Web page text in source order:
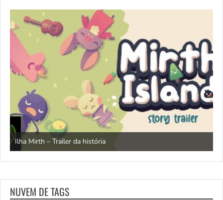
Ilha Mirth – Trailer da história
NUVEM DE TAGS